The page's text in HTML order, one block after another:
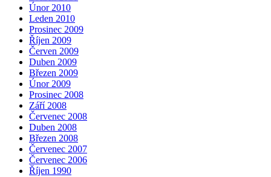
Únor 2010
Leden 2010
Prosinec 2009
Říjen 2009
Červen 2009
Duben 2009
Březen 2009
Únor 2009
Prosinec 2008
Září 2008
Červenec 2008
Duben 2008
Březen 2008
Červenec 2007
Červenec 2006
Říjen 1990